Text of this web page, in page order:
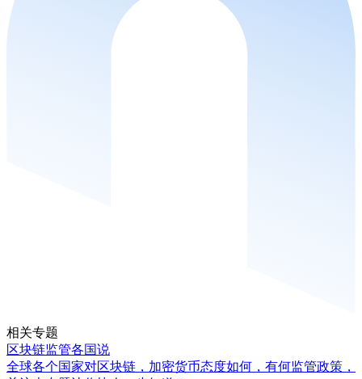
相关专题
区块链监管各国说
全球各个国家对区块链，加密货币态度如何，有何监管政策，